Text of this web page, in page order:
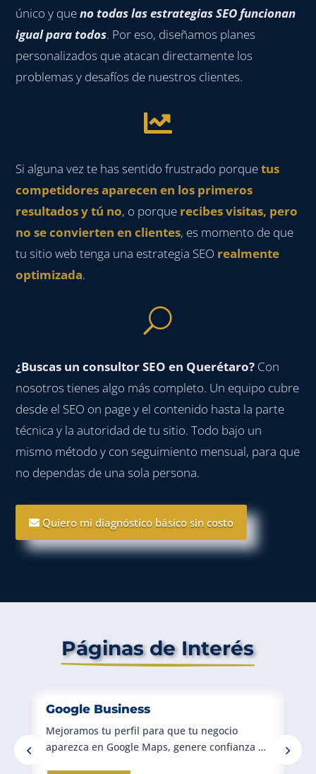
único y queno todas las estrategias SEO funcionan
igual para todos. Por eso, diseñamos planes
personalizados que atacan directamente los
problemas y desafíos de nuestros clientes.

Si alguna vez te has sentido frustrado porquetus
competidores aparecen en los primeros
resultados y tú no, o porque recibes visitas, pero
no se convierten en clientes, es momento de que
tu sitio web tenga una estrategia SEO realmente
optimizada.
U
¿Buscas un consultor SEO en Querétaro? Con
nosotros tienes algo más completo. Un equipo cubre
desde el SEO on page y el contenido hasta la parte
técnica y la autoridad de tu sitio. Todo bajo un
mismo método y con seguimiento mensual, para que
no dependas de una sola persona.
Quiero mi diagnóstico básico sin costo
Páginas de Interés
Google Business
Mejoramos tu perfil para que tu negocio
aparezca en Google Maps, genere confianza …